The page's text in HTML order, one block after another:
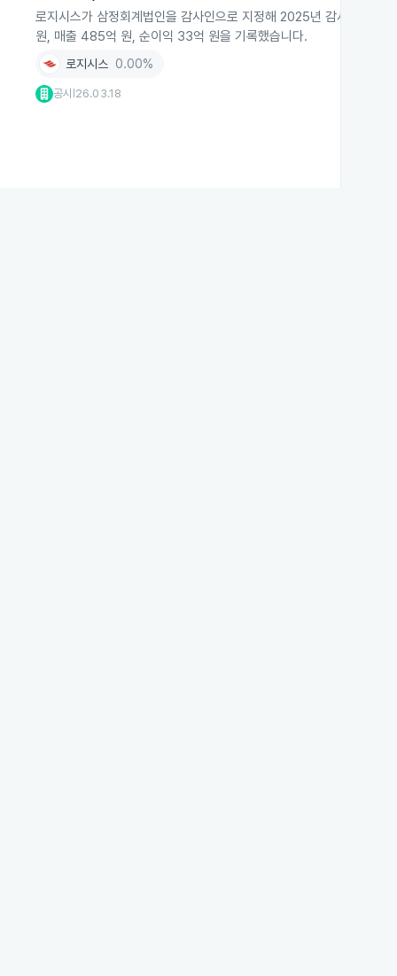
로지시스가 삼정회계법인을 감사인으로 지정해 2025년 감사보고서
원, 매출 485억 원, 순이익 33억 원을 기록했습니다.
로지시스 0.00%
공시 26.03.18